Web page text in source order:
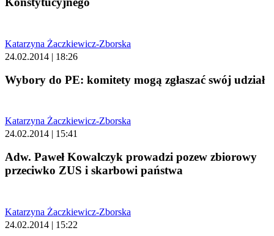
Katarzyna Żaczkiewicz-Zborska
24.02.2014 | 18:26
Wybory do PE: komitety mogą zgłaszać swój udział
Katarzyna Żaczkiewicz-Zborska
24.02.2014 | 15:41
Adw. Paweł Kowalczyk prowadzi pozew zbiorowy
przeciwko ZUS i skarbowi państwa
Katarzyna Żaczkiewicz-Zborska
24.02.2014 | 15:22